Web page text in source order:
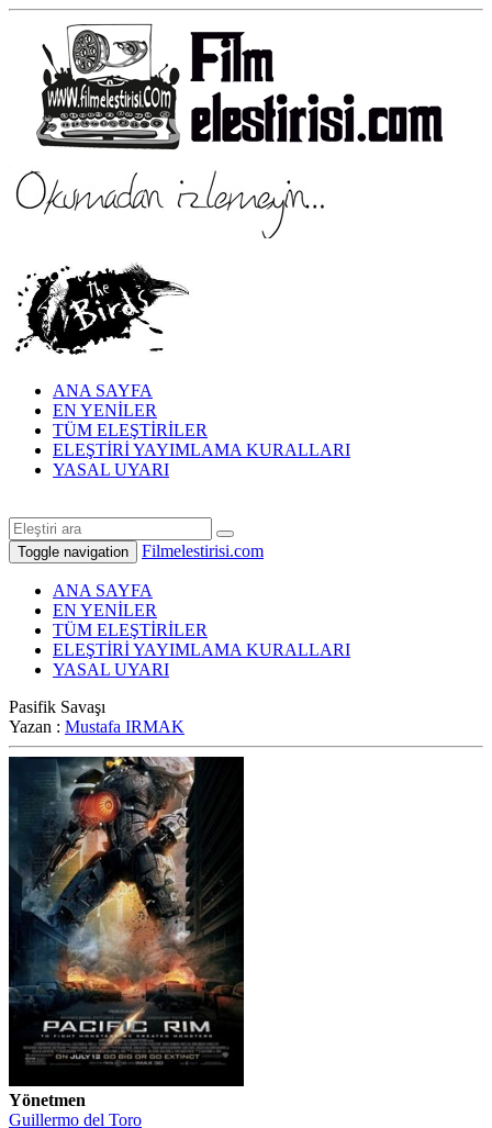
ANA SAYFA
EN YENİLER
TÜM ELEŞTİRİLER
ELEŞTİRİ YAYIMLAMA KURALLARI
YASAL UYARI
Toggle navigation Filmelestirisi.com
ANA SAYFA
EN YENİLER
TÜM ELEŞTİRİLER
ELEŞTİRİ YAYIMLAMA KURALLARI
YASAL UYARI
Pasifik Savaşı
Yazan : Mustafa IRMAK
Yönetmen
Guillermo del Toro